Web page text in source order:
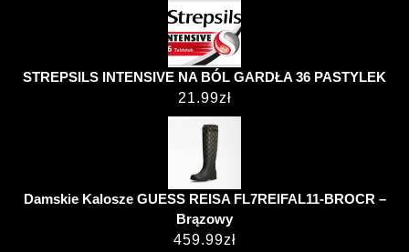
STREPSILS INTENSIVE NA BÓL GARDŁA 36 PASTYLEK
21.99zł
Damskie Kalosze GUESS REISA FL7REIFAL11-BROCR –
Brązowy
459.99zł